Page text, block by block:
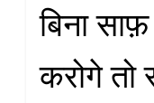
बिना
करोगे तो